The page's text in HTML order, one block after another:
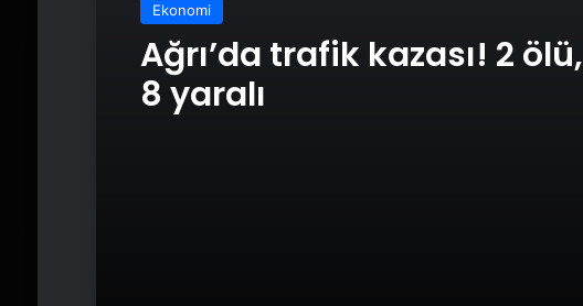
Ekonomi
Ağrı’da trafik kazası! 2 ölü,
8 yaralı
Ekonomi